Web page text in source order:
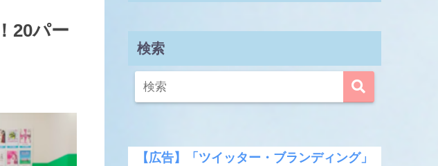
20パー
検索
【広告】「ツイッター・ブランディング」